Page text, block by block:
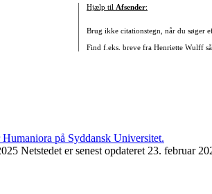
Hjælp til Afsender:
Brug ikke citationstegn, når du søger
Find f.eks. breve fra Henriette Wulff
Netstedet er senest opdateret 23. februar